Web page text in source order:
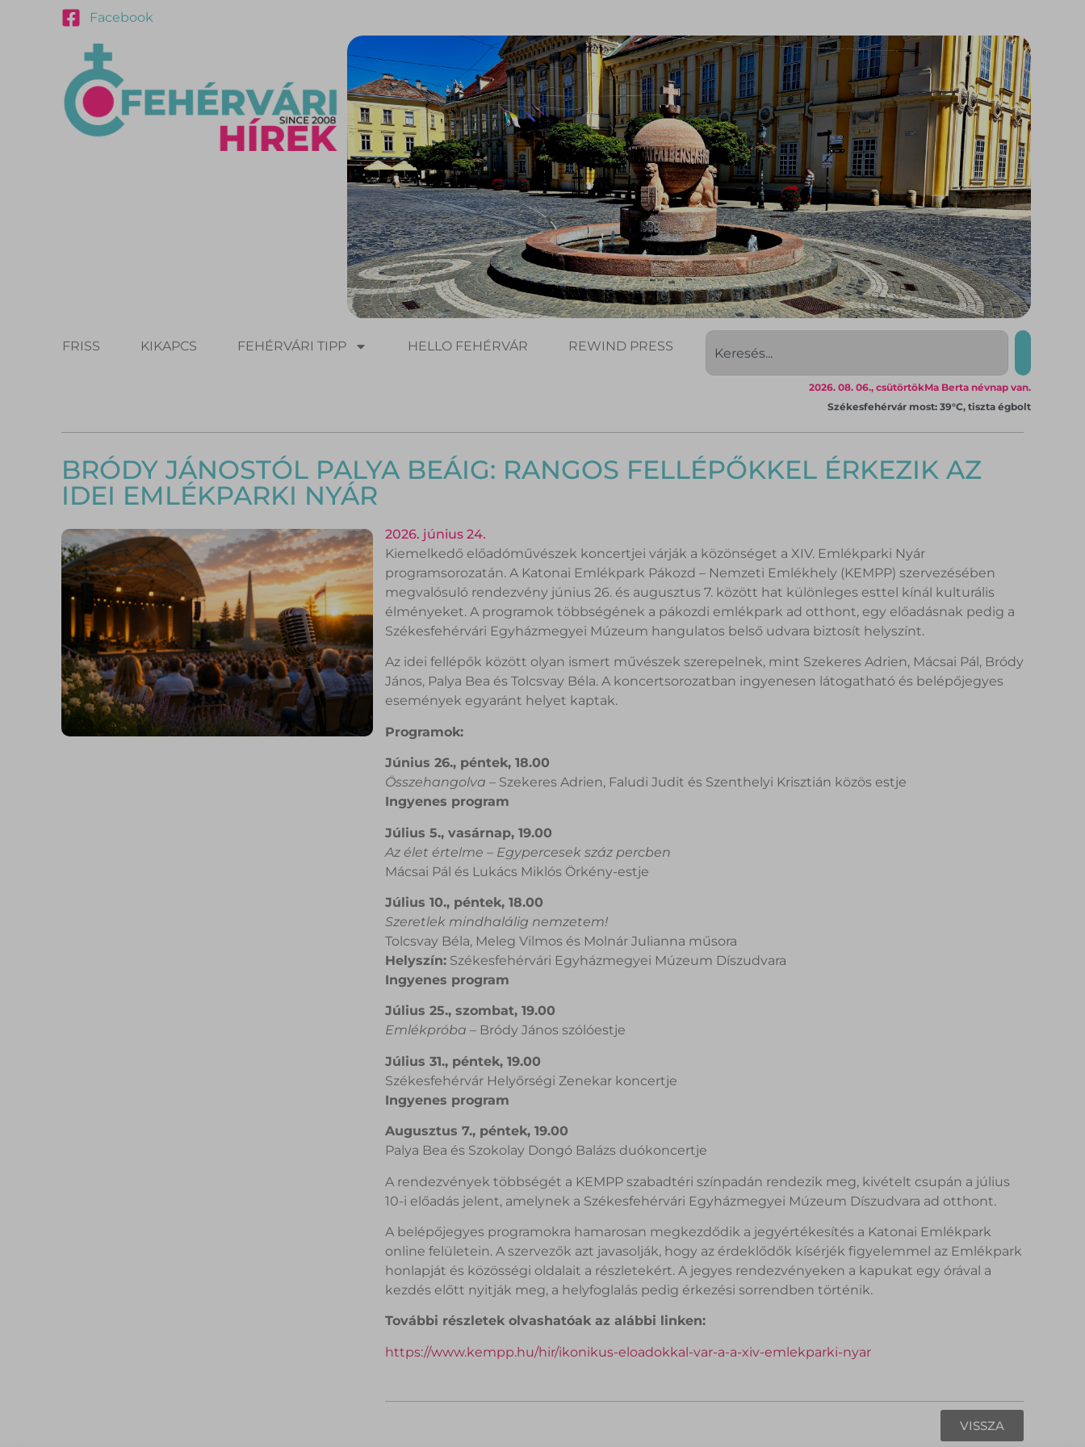
Facebook
FRISS KIKAPCS FEHÉRVÁRI TIPP HELLO FEHÉRVÁR REWIND PRESS
Ma Berta névnap van.
2026. 08. 06., csütörtök
Székesfehérvár most: 39°C, tiszta égbolt
BRÓDY JÁNOSTÓL PALYA BEÁIG: RANGOS FELLÉPŐKKEL ÉRKEZIK AZ
IDEI EMLÉKPARKI NYÁR
2026. június 24.
Kiemelkedő előadóművészek koncertjei várják a közönséget a XIV. Emlékparki Nyár
programsorozatán. A Katonai Emlékpark Pákozd – Nemzeti Emlékhely (KEMPP) szervezésében
megvalósuló rendezvény június 26. és augusztus 7. között hat különleges esttel kínál kulturális
élményeket. A programok többségének a pákozdi emlékpark ad otthont, egy előadásnak pedig a
Székesfehérvári Egyházmegyei Múzeum hangulatos belső udvara biztosít helyszínt.
Az idei fellépők között olyan ismert művészek szerepelnek, mint Szekeres Adrien, Mácsai Pál, Bródy
János, Palya Bea és Tolcsvay Béla. A koncertsorozatban ingyenesen látogatható és belépőjegyes
események egyaránt helyet kaptak.
Programok:
Június 26., péntek, 18.00
Összehangolva – Szekeres Adrien, Faludi Judit és Szenthelyi Krisztián közös estje
Ingyenes program
Július 5., vasárnap, 19.00
Az élet értelme – Egypercesek száz percben
Mácsai Pál és Lukács Miklós Örkény-estje
Július 10., péntek, 18.00
Szeretlek mindhalálig nemzetem!
Tolcsvay Béla, Meleg Vilmos és Molnár Julianna műsora
Helyszín:Székesfehérvári Egyházmegyei Múzeum Díszudvara
Ingyenes program
Július 25., szombat, 19.00
Emlékpróba – Bródy János szólóestje
Július 31., péntek, 19.00
Székesfehérvár Helyőrségi Zenekar koncertje
Ingyenes program
Augusztus 7., péntek, 19.00
Palya Bea és Szokolay Dongó Balázs duókoncertje
A rendezvények többségét a KEMPP szabadtéri színpadán rendezik meg, kivételt csupán a július
10-i előadás jelent, amelynek a Székesfehérvári Egyházmegyei Múzeum Díszudvara ad otthont.
A belépőjegyes programokra hamarosan megkezdődik a jegyértékesítés a Katonai Emlékpark
online felületein. A szervezők azt javasolják, hogy az érdeklődők kísérjék figyelemmel az Emlékpark
honlapját és közösségi oldalait a részletekért. A jegyes rendezvényeken a kapukat egy órával a
kezdés előtt nyitják meg, a helyfoglalás pedig érkezési sorrendben történik.
További részletek olvashatóak az alábbi linken:
https://www.kempp.hu/hir/ikonikus-eloadokkal-var-a-a-xiv-emlekparki-nyar
VISSZA